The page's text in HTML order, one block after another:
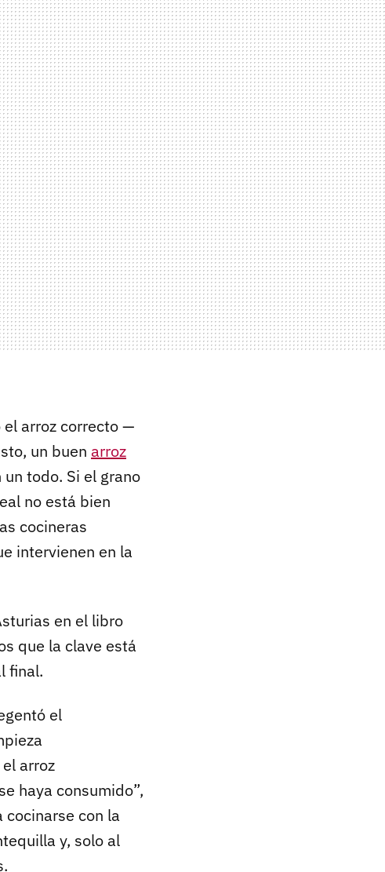
arroz correcto —
un buen arroz
un todo. Si el grano
no está bien
cocineras
intervienen en la
en el libro
que la clave está
final.
el
arroz
haya consumido”,
cocinarse con la
y, solo al